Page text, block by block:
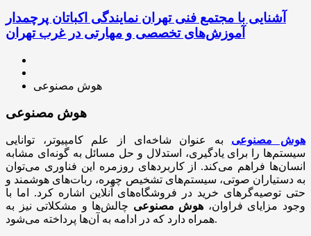
آشنایی با مجتمع فنی تهران نمایندگی اکباتان پرچمدار
آموزش‌های تخصصی و مهارتی در غرب تهران
هوش مصنوعی
هوش مصنوعی
هوش مصنوعی به عنوان شاخه‌ای از علم کامپیوتر، توانایی
سیستم‌ها را برای یادگیری، استدلال و حل مسائل به گونه‌ای مشابه
انسان‌ها فراهم می‌کند. از کاربردهای روزمره این فناوری می‌توان
به دستیاران صوتی، سیستم‌های تشخیص چهره، ربات‌های هوشمند و
حتی توصیه‌گرهای خرید در فروشگاه‌های آنلاین اشاره کرد. اما با
وجود مزایای فراوان، هوش مصنوعی چالش‌ها و مشکلاتی نیز به
همراه دارد که در ادامه به آن‌ها پرداخته می‌شود.